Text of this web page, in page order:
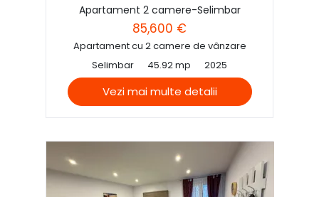
Apartament 2 camere-Selimbar
85,600 €
Apartament cu 2 camere de vânzare
Selimbar
45.92 mp 2025
Vezi mai multe detalii